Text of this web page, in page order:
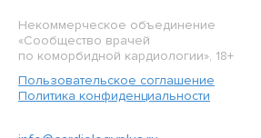
Некоммерческое объединение
«Сообщество врачей
по коморбидной кардиологии», 18+
Пользовательское соглашение
Политика конфиденциальности